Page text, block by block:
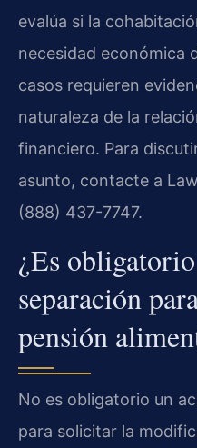
evalúa si la
necesidad económica
casos requieren
naturaleza de la
financiero. Para
asunto, contacte a
(888) 437-7747.
¿Es
separación
pensión
No es obligatorio un
para solicitar la